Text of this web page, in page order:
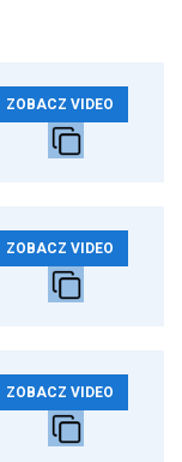
ZOBACZ VIDEO
ZOBACZ VIDEO
ZOBACZ VIDEO